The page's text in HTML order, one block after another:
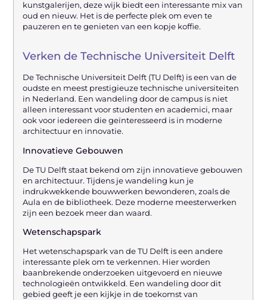
kunstgalerijen, deze wijk biedt een interessante mix van
oud en nieuw. Het is de perfecte plek om even te
pauzeren en te genieten van een kopje koffie.
Verken de Technische Universiteit Delft
De Technische Universiteit Delft (TU Delft) is een van de
oudste en meest prestigieuze technische universiteiten
in Nederland. Een wandeling door de campus is niet
alleen interessant voor studenten en academici, maar
ook voor iedereen die geïnteresseerd is in moderne
architectuur en innovatie.
Innovatieve Gebouwen
De TU Delft staat bekend om zijn innovatieve gebouwen
en architectuur. Tijdens je wandeling kun je
indrukwekkende bouwwerken bewonderen, zoals de
Aula en de bibliotheek. Deze moderne meesterwerken
zijn een bezoek meer dan waard.
Wetenschapspark
Het wetenschapspark van de TU Delft is een andere
interessante plek om te verkennen. Hier worden
baanbrekende onderzoeken uitgevoerd en nieuwe
technologieën ontwikkeld. Een wandeling door dit
gebied geeft je een kijkje in de toekomst van